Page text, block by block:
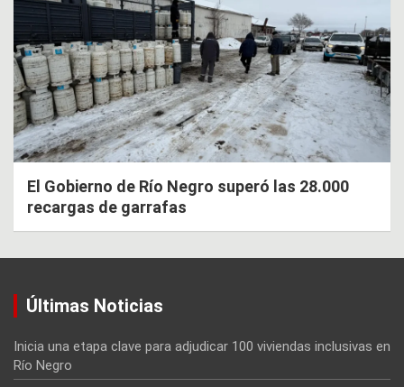
El Gobierno de Río Negro superó las 28.000
recargas de garrafas
Últimas Noticias
Inicia una etapa clave para adjudicar 100 viviendas inclusivas en
Río Negro